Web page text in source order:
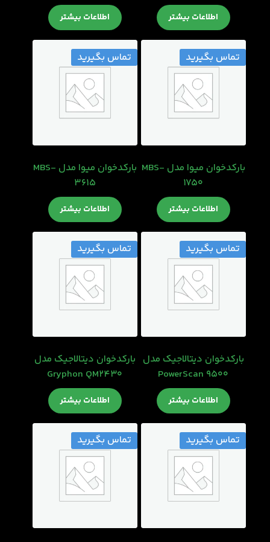
اطلاعات بیشتر اطلاعات بیشتر
تماس بگیرید
بارکدخوان میوا مدل MBS-
1750
اطلاعات بیشتر
تماس بگیرید
بارکدخوان میوا مدل MBS-
3615
اطلاعات بیشتر
تماس بگیرید
بارکدخوان دیتالاجیک مدل
PowerScan 9500
اطلاعات بیشتر
تماس بگیرید
بارکدخوان دیتالاجیک مدل
Gryphon QM2430
اطلاعات بیشتر
تماس بگیرید تماس بگیرید